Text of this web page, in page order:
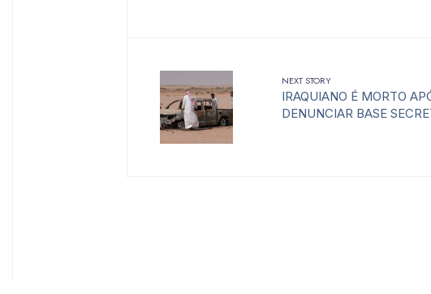
NEXT STORY
IRAQUIANO É MORTO
DENUNCIAR BASE